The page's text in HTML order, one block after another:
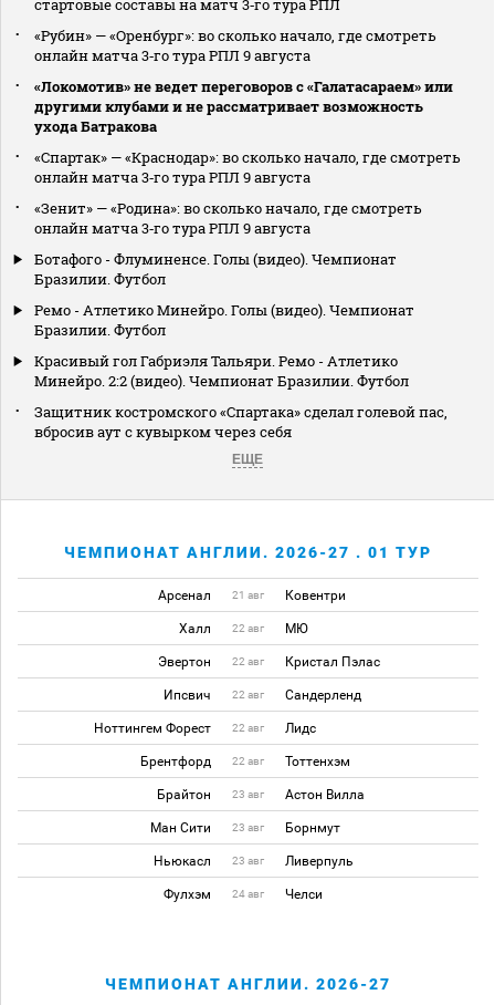
стартовые составы на матч 3‑го тура РПЛ
«Рубин» — «Оренбург»: во сколько начало, где смотреть
онлайн матча 3‑го тура РПЛ 9 августа
«Локомотив» не ведет переговоров с «Галатасараем» или
другими клубами и не рассматривает возможность
ухода Батракова
«Спартак» — «Краснодар»: во сколько начало, где смотреть
онлайн матча 3‑го тура РПЛ 9 августа
«Зенит» — «Родина»: во сколько начало, где смотреть
онлайн матча 3‑го тура РПЛ 9 августа
Ботафого - Флуминенсе. Голы (видео). Чемпионат
Бразилии. Футбол
Ремо - Атлетико Минейро. Голы (видео). Чемпионат
Бразилии. Футбол
Красивый гол Габриэля Тальяри. Ремо - Атлетико
Минейро. 2:2 (видео). Чемпионат Бразилии. Футбол
Защитник костромского «Спартака» сделал голевой пас,
вбросив аут с кувырком через себя
ЕЩЕ
ЧЕМПИОНАТ АНГЛИИ. 2026-27 . 01 ТУР
Арсенал 21 авг Ковентри
Халл 22 авг МЮ
Эвертон 22 авг Кристал Пэлас
Ипсвич 22 авг Сандерленд
Ноттингем Форест 22 авг Лидс
Брентфорд 22 авг Тоттенхэм
Брайтон 23 авг Астон Вилла
Ман Сити 23 авг Борнмут
Ньюкасл 23 авг Ливерпуль
Фулхэм 24 авг Челси
ЧЕМПИОНАТ АНГЛИИ. 2026-27